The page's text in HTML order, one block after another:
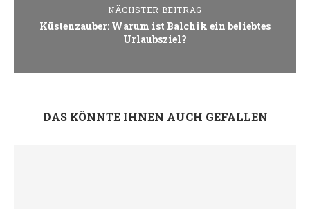
NÄCHSTER BEITRAG
Küstenzauber: Warum ist Balchik ein beliebtes
Urlaubsziel?
DAS KÖNNTE IHNEN AUCH GEFALLEN